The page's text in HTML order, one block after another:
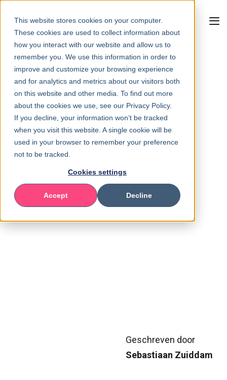
This website stores cookies on your computer.
These cookies are used to collect information about
how you interact with our website and allow us to
remember you. We use this information in order to
improve and customize your browsing experience
and for analytics and metrics about our visitors both
on this website and other media. To find out more
about the cookies we use, see our Privacy Policy.
If you decline, your information won’t be tracked
when you visit this website. A single cookie will be
used in your browser to remember your preference
not to be tracked.
Cookies settings
Accept Decline
Naar overzicht
Team Topologies in de
praktijk
Geschreven door
Sebastiaan Zuiddam